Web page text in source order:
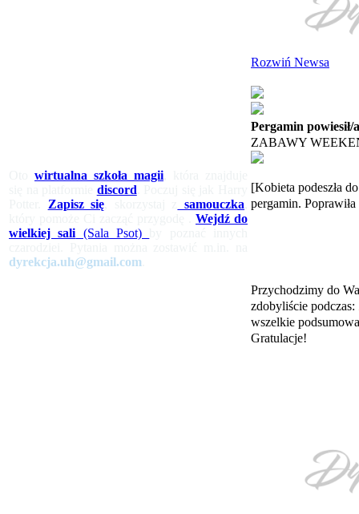
wirtualna szkoła magii
discord
Zapisz się samouczka
Wejdź do
wielkiej sali (Sala Psot)
dyrekcja.uh@gmail.com
Rozwiń Newsa
Pergamin powiesił/
ZABAWY
[Kobieta podeszła
pergamin.
Przychodzimy do
zdobyliście podczas:
wszelkie
Gratulacje!